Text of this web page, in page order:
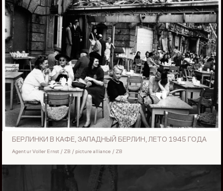
БЕРЛИНКИ В КАФЕ, ЗАПАДНЫЙ БЕРЛИН, ЛЕТО 1945 ГОДА
Agentur Voller Ernst / ZB / picture alliance / ZB